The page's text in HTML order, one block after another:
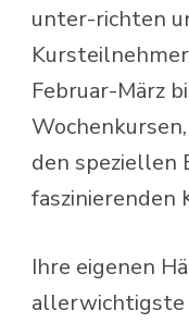
unter-richten
Februar-März
den speziellen
faszinierenden
Ihre eigenen
allerwichtigste